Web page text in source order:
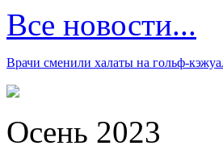
Все новости...
Врачи сменили халаты на гольф-
Осень 2023